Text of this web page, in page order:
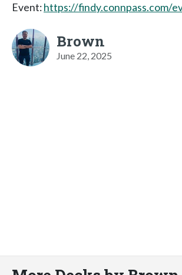
Event:https://findy.connpass.com/
Brown
June 22, 2025